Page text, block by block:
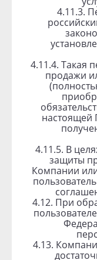
4.11.3.
4.11.4. Такая
продажи
настоящей
4.11.5. В
защиты
Компании или
4.12. При
4.13.